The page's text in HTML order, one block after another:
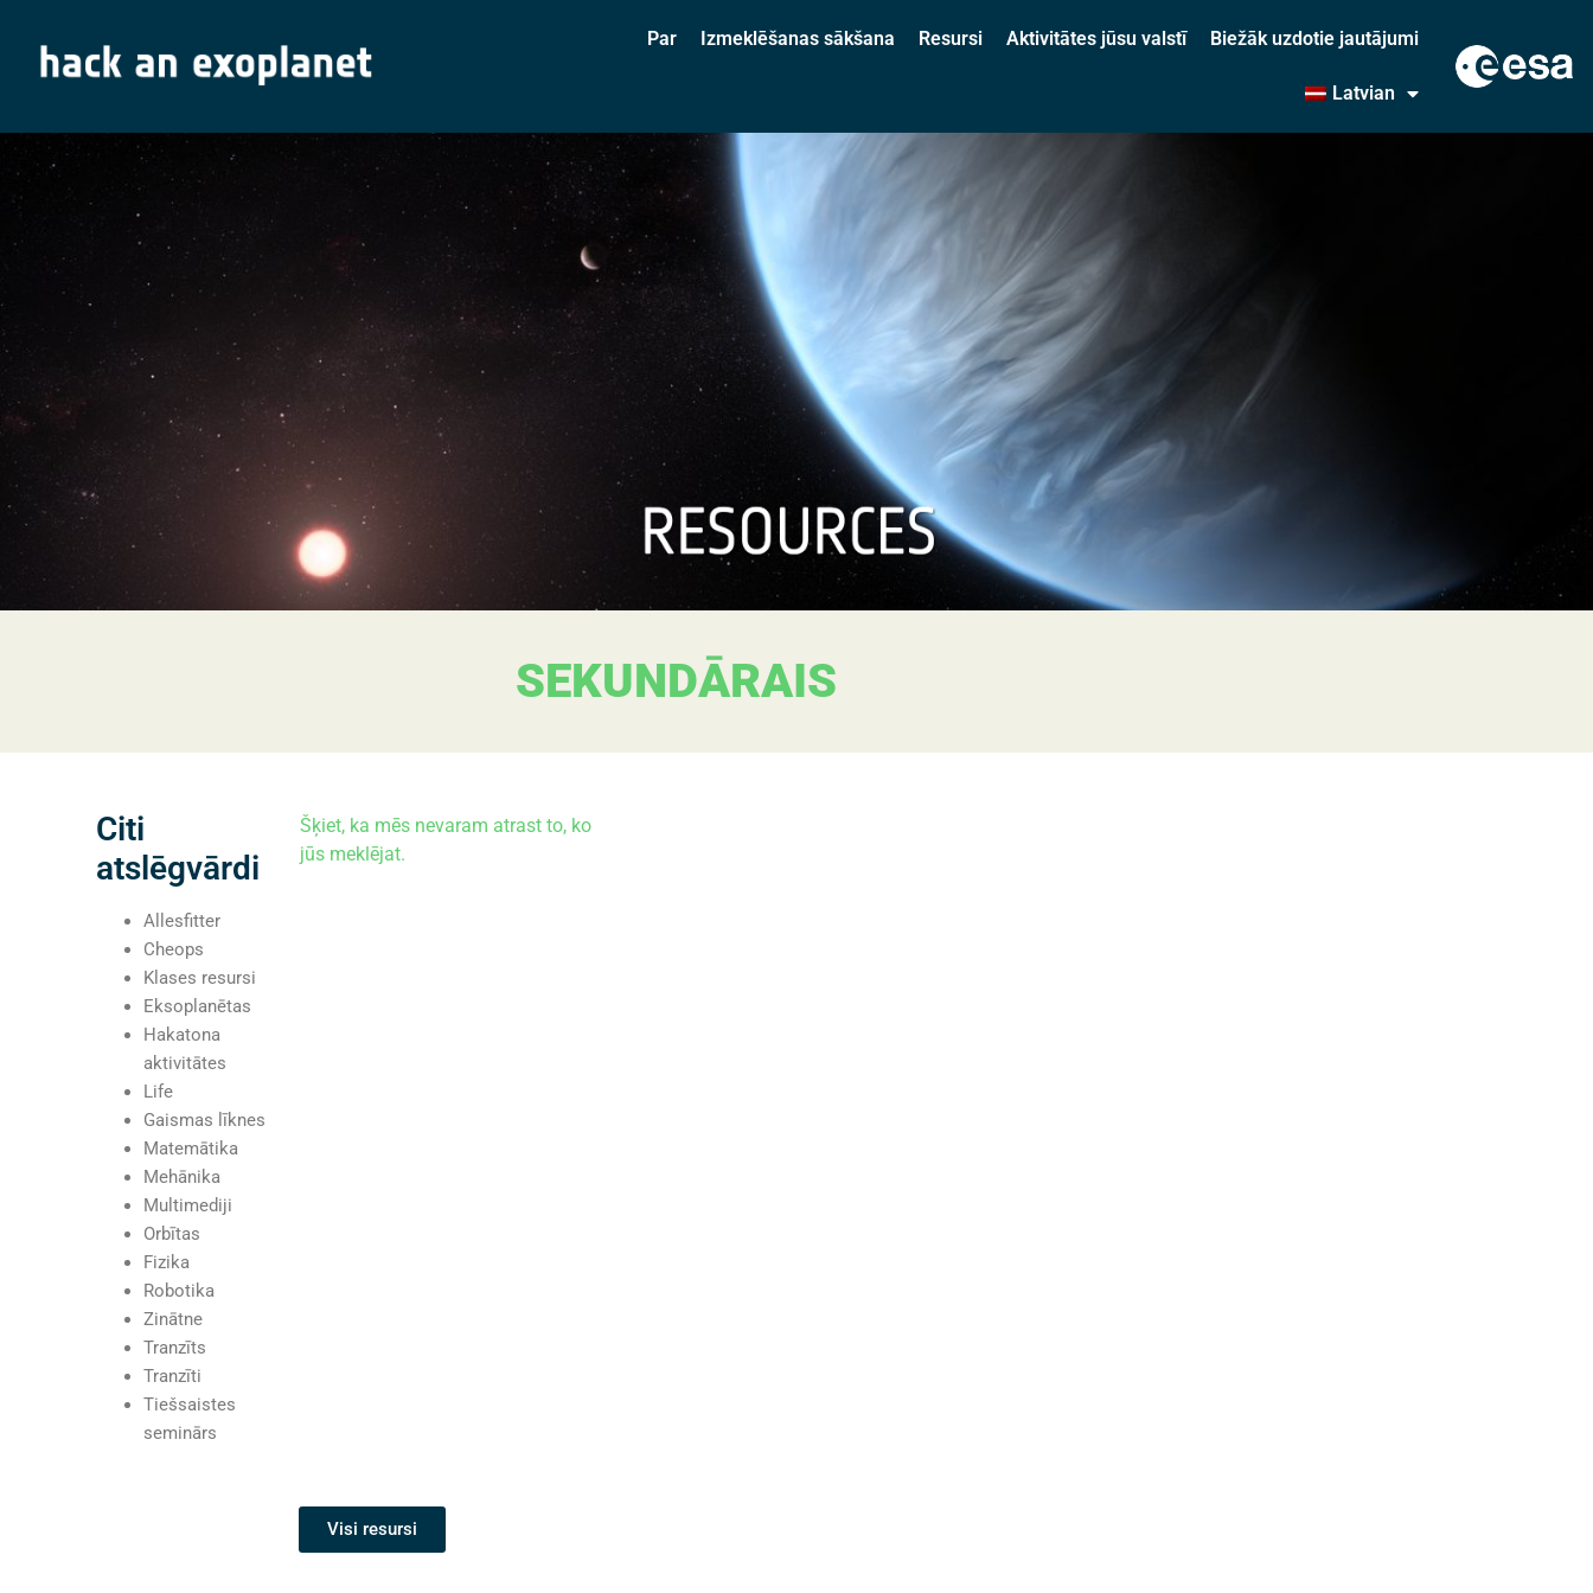
Par Izmeklēšanas sākšana Resursi Aktivitātes jūsu valstī Biežāk uzdotie jautājumi
Latvian
SEKUNDĀRAIS
Citi
atslēgvārdi
Allesfitter
Cheops
Klases resursi
Eksoplanētas
Hakatona
aktivitātes
Life
Gaismas līknes
Matemātika
Mehānika
Multimediji
Orbītas
Fizika
Robotika
Zinātne
Tranzīts
Tranzīti
Tiešsaistes
seminārs
Šķiet, ka mēs nevaram atrast to, ko
jūs meklējat.
Visi resursi